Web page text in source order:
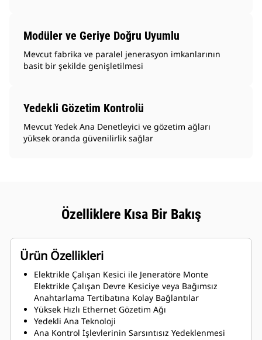
Modüler ve Geriye Doğru Uyumlu
Mevcut fabrika ve paralel jenerasyon imkanlarının
basit bir şekilde genişletilmesi
Yedekli Gözetim Kontrolü
Mevcut Yedek Ana Denetleyici ve gözetim ağları
yüksek oranda güvenilirlik sağlar
Özelliklere Kısa Bir Bakış
Ürün Özellikleri
Elektrikle Çalışan Kesici ile Jeneratöre Monte
Elektrikle Çalışan Devre Kesiciye veya Bağımsız
Anahtarlama Tertibatına Kolay Bağlantılar
Yüksek Hızlı Ethernet Gözetim Ağı
Yedekli Ana Teknoloji
Ana Kontrol İşlevlerinin Sarsıntısız Yedeklenmesi